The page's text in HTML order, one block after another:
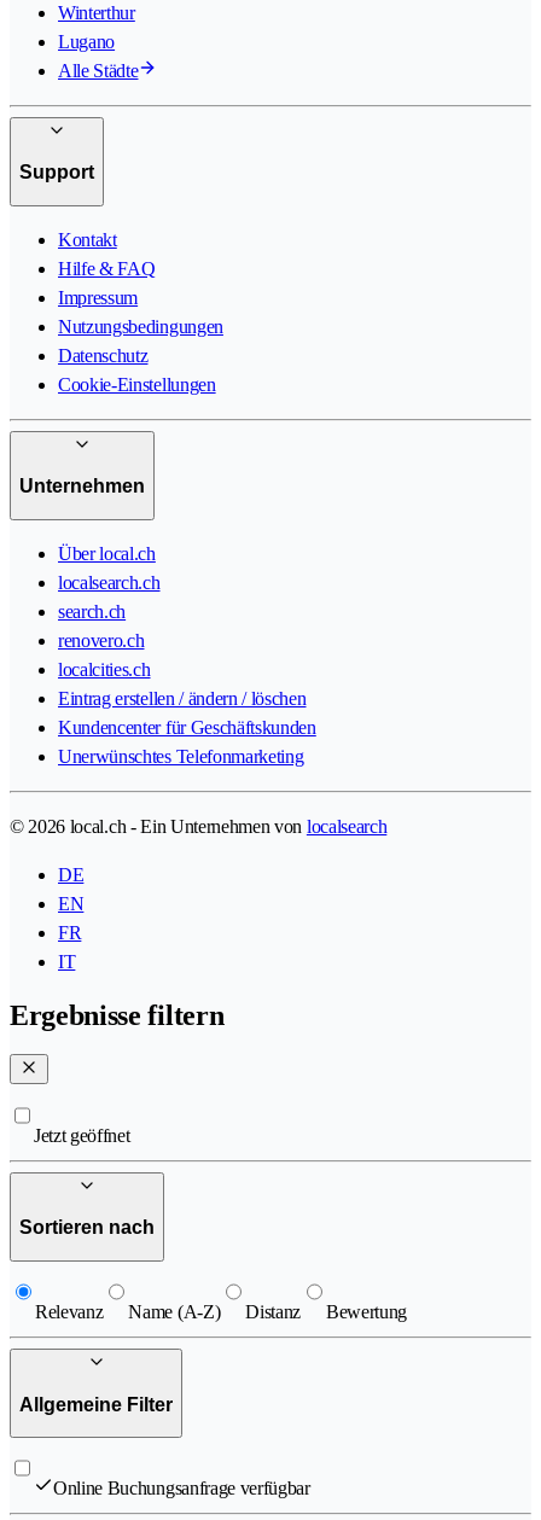
Winterthur
Lugano
Alle Städte
Support
Kontakt
Hilfe & FAQ
Impressum
Nutzungsbedingungen
Datenschutz
Cookie-Einstellungen
Unternehmen
Über local.ch
localsearch.ch
search.ch
renovero.ch
localcities.ch
Eintrag erstellen / ändern / löschen
Kundencenter für Geschäftskunden
Unerwünschtes Telefonmarketing
© 2026 local.ch - Ein Unternehmen von localsearch
DE
EN
FR
IT
Ergebnisse filtern
Jetzt geöffnet
Sortieren nach
Relevanz Name (A-Z) Distanz Bewertung
Allgemeine Filter
Online Buchungsanfrage verfügbar